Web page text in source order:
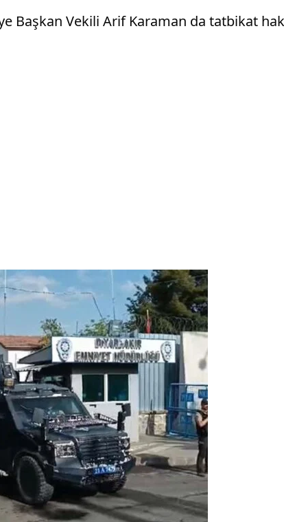
Başkan Vekili Arif Karaman da tatbikat